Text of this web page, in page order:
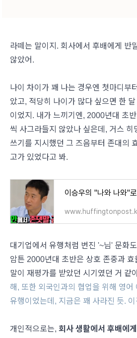
라떼는 말이지. 회사에서 후배에게 반
않았어.
나이 차이가 꽤 나는 경우엔 첫마디부
았고, 적당히 나이가 많다 싶으면 한
이었지. 내가 느끼기엔, 2000년대 초
씩 사그라들지 않았나 싶은데, 거스 히
쓰기를 지시했던 그 즈음부터 존대의
고가 있었다고 봐.
대기업에서 유행처럼 번진 '~님' 문화
암튼 2000년대 초반은 상호 존중과 효
말이 재평가를 받았던 시기였던 거 같
해, 또한 외국인과의 협업을 위해 영어
유행이었는데, 지금은 꽤 사라진 듯.
개인적으로는, 회사 생활에서 후배에